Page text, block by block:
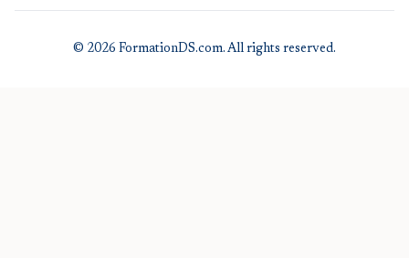
© 2026 FormationDS.com. All rights reserved.